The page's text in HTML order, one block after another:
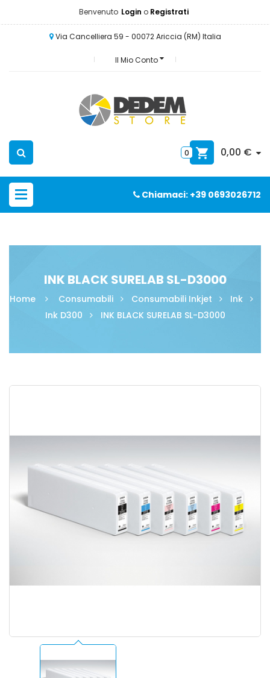
Benvenuto Login o Registrati
Via Cancelliera 59 - 00072 Ariccia (RM) Italia
Il Mio Conto
0 0,00 €
Chiamaci: +39 0693026712
INK BLACK SURELAB SL-D3000
Home Consumabili Consumabili Inkjet
Ink
Ink D300
INK BLACK SURELAB SL-D3000